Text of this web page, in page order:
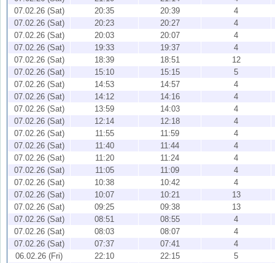
07.02.26 (Sat)
20:35 20:39
4
07.02.26 (Sat)
20:23 20:27
4
07.02.26 (Sat)
20:03 20:07
4
07.02.26 (Sat)
19:33 19:37
4
07.02.26 (Sat)
18:39 18:51
12
07.02.26 (Sat)
15:10 15:15
5
07.02.26 (Sat)
14:53 14:57
4
07.02.26 (Sat)
14:12 14:16
4
07.02.26 (Sat)
13:59 14:03
4
07.02.26 (Sat)
12:14 12:18
4
07.02.26 (Sat)
11:55 11:59
4
07.02.26 (Sat)
11:40 11:44
4
07.02.26 (Sat)
11:20 11:24
4
07.02.26 (Sat)
11:05 11:09
4
07.02.26 (Sat)
10:38 10:42
4
07.02.26 (Sat)
10:07 10:21
13
07.02.26 (Sat)
09:25 09:38
13
07.02.26 (Sat)
08:51 08:55
4
07.02.26 (Sat)
08:03 08:07
4
07.02.26 (Sat)
07:37 07:41
4
06.02.26 (Fri)
22:10 22:15
5